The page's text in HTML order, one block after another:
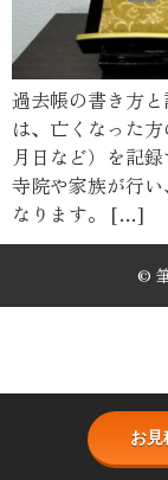
過去帳の書き方
は、亡くなった
月日など）を記
寺院や家族が行
なります。 […]
©
お